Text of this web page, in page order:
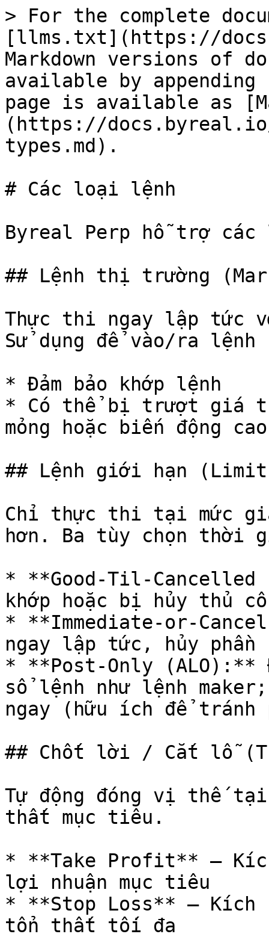
> For the complete
[llms.txt](https://
Markdown versions of
available by
page is available as
(https://
types.md).
# Các loại lệnh
Byreal Perp hỗ trợ
## Lệnh thị trường
Thực thi ngay lập tức
Sử dụng để vào/ra lệnh
* Đảm bảo khớp lệnh
* Có thể bị trượt giá
mỏng hoặc biến động cao
## Lệnh giới hạn
Chỉ thực thi tại mức
hơn. Ba tùy chọn thời
* **Good-Til-Cancelled
khớp hoặc bị hủy thủ
* **Immediate-or-
ngay lập tức, hủy
* **Post-Only (ALO):**
sổ lệnh như lệnh
ngay (hữu ích để
## Chốt lời / Cắt lỗ
Tự động đóng vị thế
thất mục tiêu.
* **Take Profit** —
lợi nhuận mục tiêu
* **Stop Loss** — Kích
tổn thất tối đa